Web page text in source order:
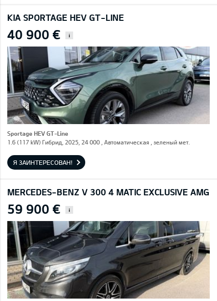
KIA SPORTAGE HEV GT-LINE
40 900 € i
Sportage HEV GT-Line
1.6 (117 kW) Гибрид, 2025, 24 000 , Автоматическая , зеленый мет.
Я ЗАИНТЕРЕСОВАН!
MERCEDES-BENZ V 300 4 MATIC EXCLUSIVE AMG
59 900 € i